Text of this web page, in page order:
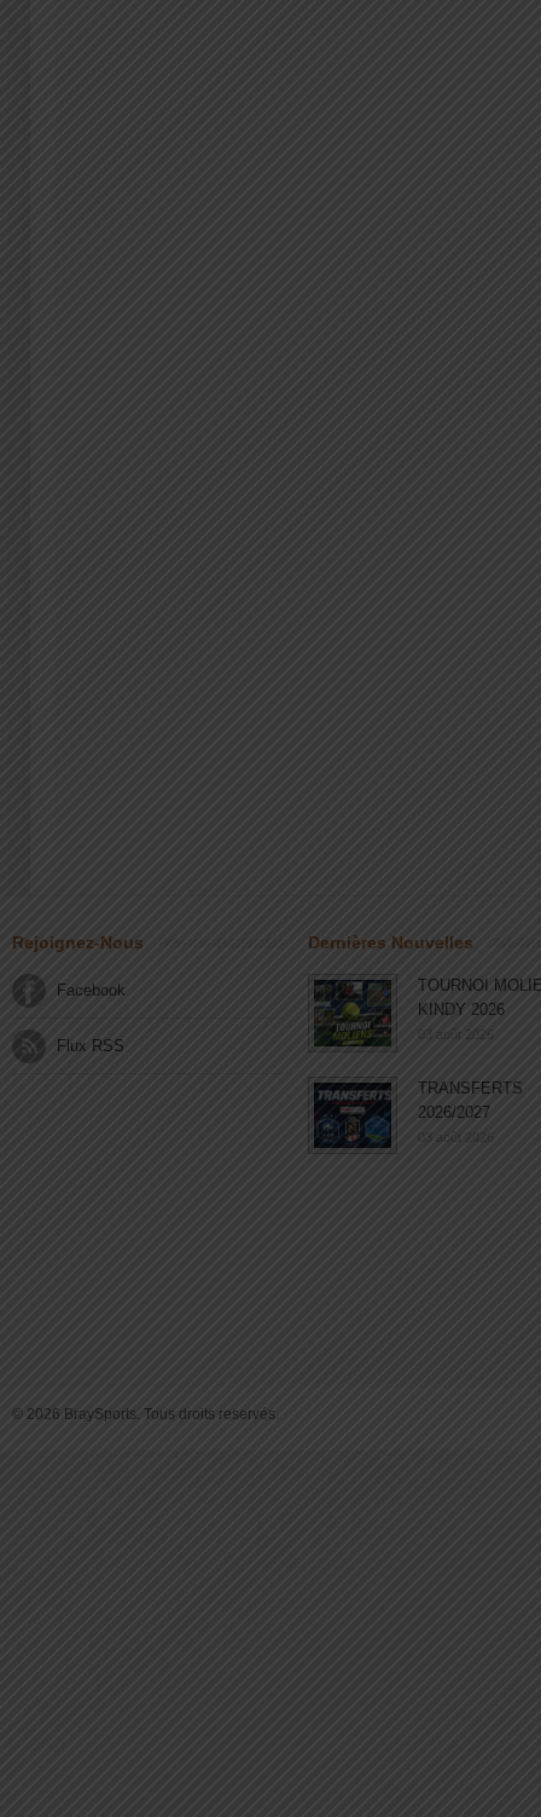
Rejoignez-Nous
Facebook
Flux RSS
Dernières Nouvelles
TOURNOI
KINDY 2026
03 août 2026
TRANSFERTS
2026/2027
03 août 2026
© 2026 BraySports. Tous droits reservés.